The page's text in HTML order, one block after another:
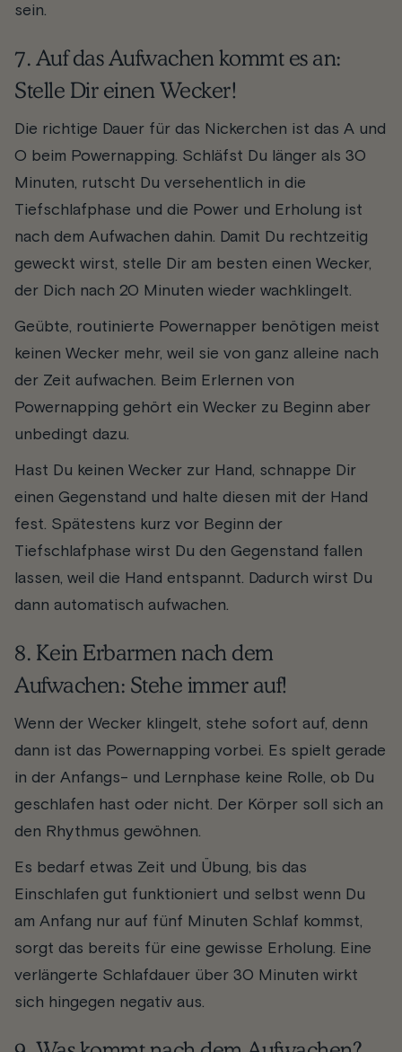
sein.
7. Auf das Aufwachen kommt es an:
Stelle Dir einen Wecker!
Die richtige Dauer für das Nickerchen ist das A und
O beim Powernapping. Schläfst Du länger als 30
Minuten, rutscht Du versehentlich in die
Tiefschlafphase und die Power und Erholung ist
nach dem Aufwachen dahin. Damit Du rechtzeitig
geweckt wirst, stelle Dir am besten einen Wecker,
der Dich nach 20 Minuten wieder wachklingelt.
Geübte, routinierte Powernapper benötigen meist
keinen Wecker mehr, weil sie von ganz alleine nach
der Zeit aufwachen. Beim Erlernen von
Powernapping gehört ein Wecker zu Beginn aber
unbedingt dazu.
Hast Du keinen Wecker zur Hand, schnappe Dir
einen Gegenstand und halte diesen mit der Hand
fest. Spätestens kurz vor Beginn der
Tiefschlafphase wirst Du den Gegenstand fallen
lassen, weil die Hand entspannt. Dadurch wirst Du
dann automatisch aufwachen.
8. Kein Erbarmen nach dem
Aufwachen: Stehe immer auf!
Wenn der Wecker klingelt, stehe sofort auf, denn
dann ist das Powernapping vorbei. Es spielt gerade
in der Anfangs- und Lernphase keine Rolle, ob Du
geschlafen hast oder nicht. Der Körper soll sich an
den Rhythmus gewöhnen.
Es bedarf etwas Zeit und Übung, bis das
Einschlafen gut funktioniert und selbst wenn Du
am Anfang nur auf fünf Minuten Schlaf kommst,
sorgt das bereits für eine gewisse Erholung. Eine
verlängerte Schlafdauer über 30 Minuten wirkt
sich hingegen negativ aus.